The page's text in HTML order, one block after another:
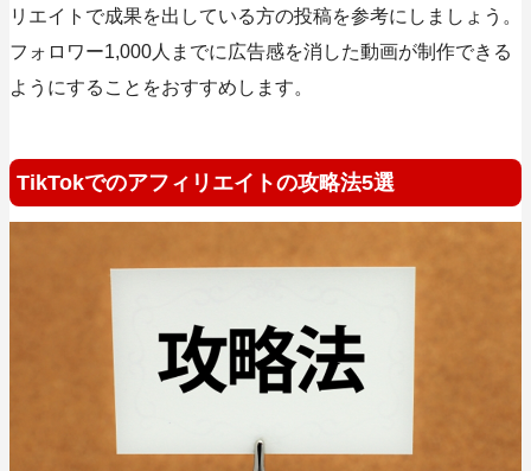
リエイトで成果を出している方の投稿を参考にしましょう。
フォロワー1,000人までに広告感を消した動画が制作できる
ようにすることをおすすめします。
TikTokでのアフィリエイトの攻略法5選